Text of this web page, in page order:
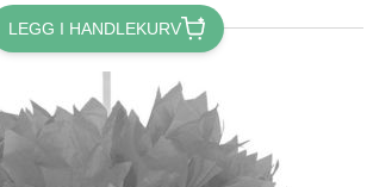
LEGG I HANDLEKURV